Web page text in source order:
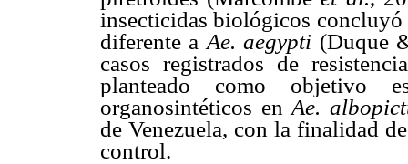
insecticidas biológicos
diferente a Ae. aegypti (Duque
casos registrados de
planteado como objetivo
organosintéticos enAe.
de Venezuela, con la finalidad
control.